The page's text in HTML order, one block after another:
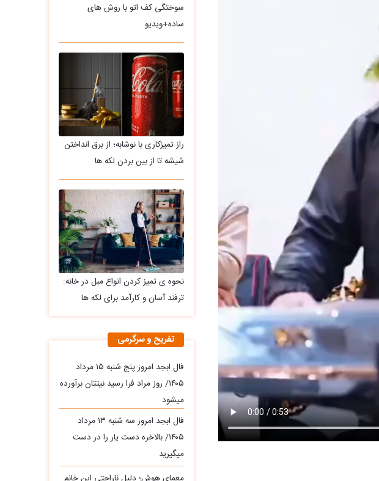
سوختگی کف اتو با روش های
ساده+ویدیو
راز تمیزکاری با نوشابه؛ از برق انداختن
شیشه تا از بین بردن لکه ها
نحوه ی تمیز کردن انواع مبل در خانه:
ترفند آسان و کارآمد برای لکه ها
تفریح و سرگرمی
فال ابجد امروز پنج شنبه ۱۵ مرداد
۱۴۰۵/ روز مراد فرا رسید نیتتان برآورده
میشود
فال ابجد امروز سه‌ شنبه ۱۳ مرداد
۱۴۰۵/ بالاخره دست یار را در دست
میگیرید